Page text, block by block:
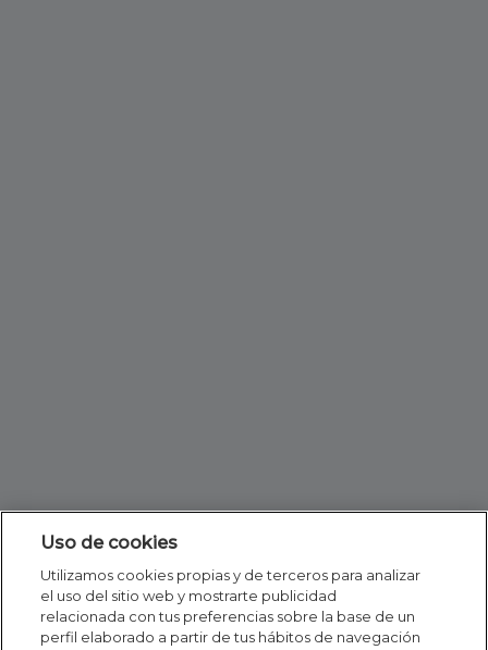
Uso de cookies
Utilizamos cookies propias y de terceros para analizar
el uso del sitio web y mostrarte publicidad
relacionada con tus preferencias sobre la base de un
perfil elaborado a partir de tus hábitos de navegación